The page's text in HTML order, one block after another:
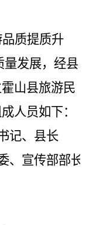
质提质升
量发展，经县
山县旅游民
人员如 下 ：
记、县长
、宣传部部长